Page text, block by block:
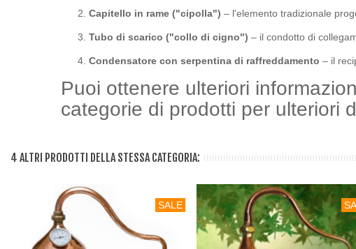
Capitello in rame ("cipolla") – l'elemento tradizionale
Tubo di scarico ("collo di cigno") – il condotto di
Condensatore con serpentina di raffreddamento – il
Puoi ottenere ulteriori
categorie di prodotti per ulteriori
4 ALTRI PRODOTTI DELLA STESSA CATEGORIA:
SALE